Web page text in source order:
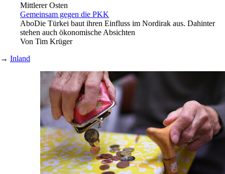
Mittlerer Osten
Gemeinsam gegen die PKK
AboDie Türkei baut ihren Einfluss im Nordirak aus. Dahinter
stehen auch ökonomische Absichten
Von Tim Krüger
→ Inland